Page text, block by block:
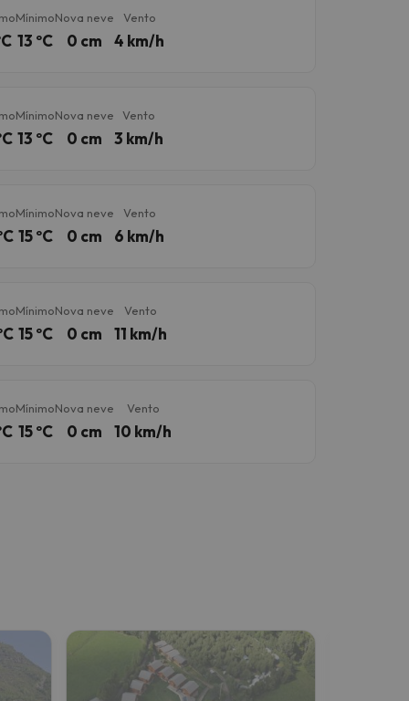
Mínimo
13 ºC
Nova neve
0 cm
Vento
4 km/h
Mínimo
13 ºC
Nova neve
0 cm
Vento
3 km/h
Mínimo
15 ºC
Nova neve
0 cm
Vento
6 km/h
Mínimo
15 ºC
Nova neve
0 cm
Vento
11 km/h
Mínimo
15 ºC
Nova neve
0 cm
Vento
10 km/h